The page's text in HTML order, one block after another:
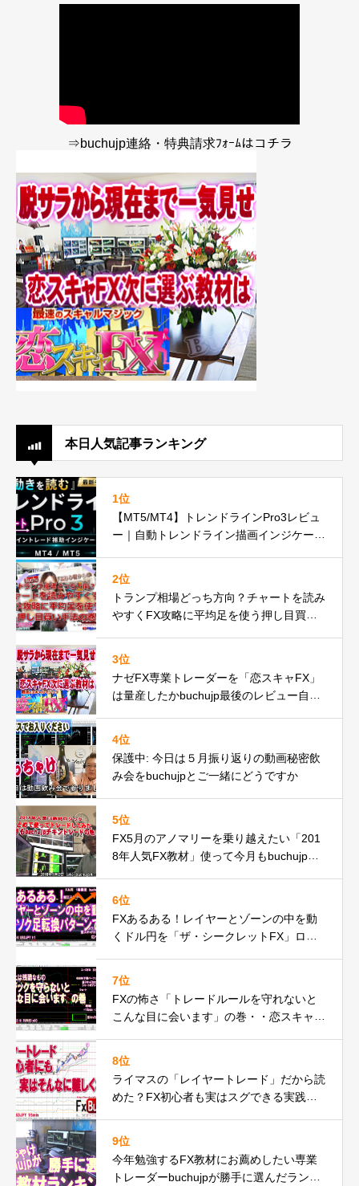
⇒buchujp連絡・特典請求ﾌｫｰﾑはコチラ
本日人気記事ランキング
1位
【MT5/MT4】トレンドラインPro3レビュ
ー｜自動トレンドライン描画インジケータ
2位
トランプ相場どっち方向？チャートを読み
やすくFX攻略に平均足を使う押し目買い
3位
ナゼFX専業トレーダーを「恋スキャFX」
は量産したかbuchujp最後のレビュー自分
4位
保護中: 今日は５月振り返りの動画秘密飲
み会をbuchujpとご一緒にどうですか
5位
FX5月のアノマリーを乗り越えたい「201
8年人気FX教材」使って今月もbuchujpチ
6位
FXあるある！レイヤーとゾーンの中を動
くドル円を「ザ・シークレットFX」ロー
7位
FXの怖さ「トレードルールを守れないと
こんな目に会います」の巻・・恋スキャF
8位
ライマスの「レイヤートレード」だから読
めた？FX初心者も実はスグできる実践動
9位
今年勉強するFX教材にお薦めしたい専業
トレーダーbuchujpが勝手に選んだランキ